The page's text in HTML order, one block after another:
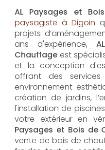
AL Paysages et
paysagiste à Digoin
projets
ans d'expérience,
Chauffage est
et la conception
offrant des
environnement
création de jardins,
l'installation de
votre extérieur en
Paysages et Bois de
vente de bois de